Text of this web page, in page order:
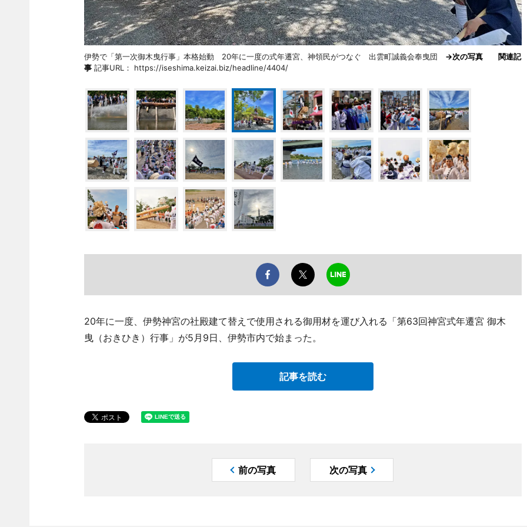
伊勢で「第一次御木曳行事」本格始動 20年に一度の式年遷宮、神領民がつなぐ 出雲町誠義会奉曳団 →次の写真
関連記
事記事URL： https://iseshima.keizai.biz/headline/4404/
20年に一度、伊勢神宮の社殿建て替えで使用される御用材を運び入れる「第63回神宮式年遷宮 御木
曳（おきひき）行事」が5月9日、伊勢市内で始まった。
記事を読む
前の写真 次の写真